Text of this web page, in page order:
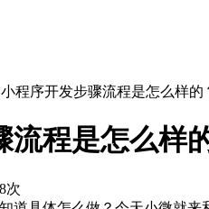
程序开发步骤流程是怎么样的
流程是怎么样
次